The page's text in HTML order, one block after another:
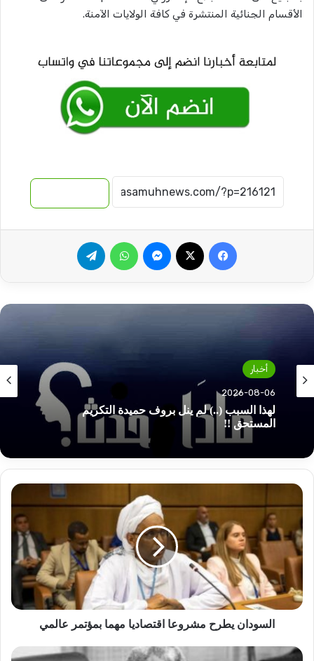
الأقسام الجنائية المنتشرة في كافة الولايات الآمنة.
فيسبوك ماسنجر واتساب
أخبار
2026-08-06
لهذا السبب (..) لم ينل بروف حميدة التكريم
المستحق !!
أخبار
2026-08-06
بدأت صيانة أعطال سد مروي .. مصدر يبشر
بإستقرار للإمداد الكهربائي
السودان
يطرح
مشروعا
اقتصاديا
مهما
بمؤتمر
عالمي
السودان يطرح مشروعا اقتصاديا مهما بمؤتمر عالمي
إبراهيم